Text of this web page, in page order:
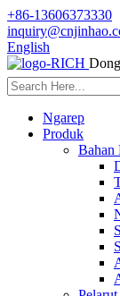
+86-13606373330
English
Ngarep
Produk
Bahan